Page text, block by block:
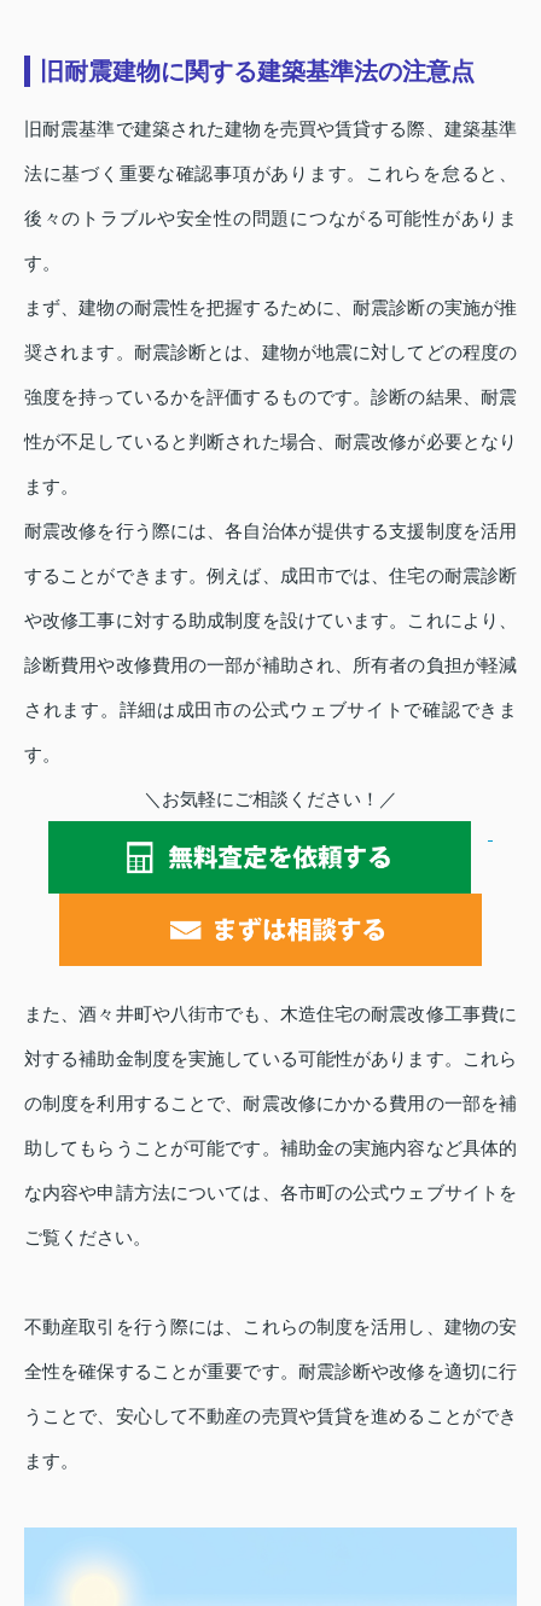
旧耐震建物に関する建築基準法の注意点
旧耐震基準で建築された建物を売買や賃貸する際、建築基準
法に基づく重要な確認事項があります。これらを怠ると、
後々のトラブルや安全性の問題につながる可能性がありま
す。
まず、建物の耐震性を把握するために、耐震診断の実施が推
奨されます。耐震診断とは、建物が地震に対してどの程度の
強度を持っているかを評価するものです。診断の結果、耐震
性が不足していると判断された場合、耐震改修が必要となり
ます。
耐震改修を行う際には、各自治体が提供する支援制度を活用
することができます。例えば、成田市では、住宅の耐震診断
や改修工事に対する助成制度を設けています。これにより、
診断費用や改修費用の一部が補助され、所有者の負担が軽減
されます。詳細は成田市の公式ウェブサイトで確認できま
す。
＼お気軽にご相談ください！／
また、酒々井町や八街市でも、木造住宅の耐震改修工事費に
対する補助金制度を実施している可能性があります。これら
の制度を利用することで、耐震改修にかかる費用の一部を補
助してもらうことが可能です。補助金の実施内容など具体的
な内容や申請方法については、各市町の公式ウェブサイトを
ご覧ください。
不動産取引を行う際には、これらの制度を活用し、建物の安
全性を確保することが重要です。耐震診断や改修を適切に行
うことで、安心して不動産の売買や賃貸を進めることができ
ます。